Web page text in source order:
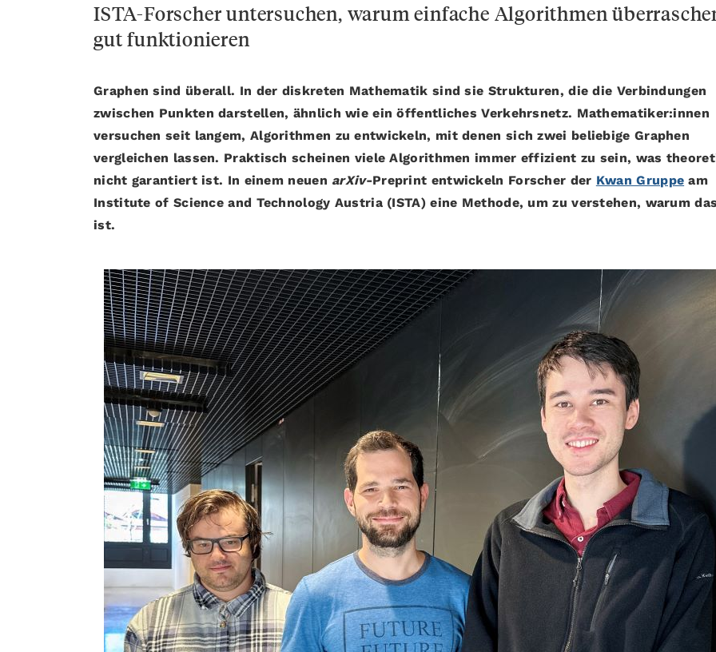
ISTA-Forscher untersuchen, warum einfache Algorithmen
gut funktionieren
Graphen sind überall. In der diskreten Mathematik sind sie Strukturen, die die Verbindungen
zwischen Punkten darstellen, ähnlich wie ein öffentliches Verkehrsnetz. Mathematiker:innen
versuchen seit langem, Algorithmen zu entwickeln, mit denen sich zwei beliebige Graphen
vergleichen lassen. Praktisch scheinen viele Algorithmen immer effizient zu sein, was
nicht garantiert ist. In einem neuen arXiv-Preprint entwickeln Forscher der Kwan Gruppe am
Institute of Science and Technology Austria (ISTA) eine Methode, um zu verstehen, warum
ist.